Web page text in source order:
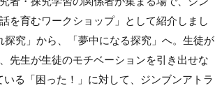
を育むワークショップ」として紹介しまし
究」から、「夢中になる探究」へ。生徒が
先生が生徒のモチベーションを引き出せな
る「困った！」に対して、ジンブンアトラ